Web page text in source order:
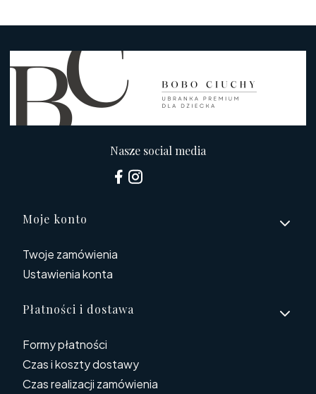
Nasze social media
Linki w stopce
Moje konto
Twoje zamówienia
Ustawienia konta
Płatności i dostawa
Formy płatności
Czas i koszty dostawy
Czas realizacji zamówienia